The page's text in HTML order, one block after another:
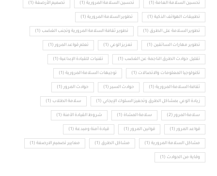
تحسين السلامة العامة (1) تحسين السلامة المرورية (1) تصميم الأرصفة (1)
تطبيقات الهواتف الذكية (1) تطوير السلامة المرورية (1)
تطوير السلامة على الطرق (1) تطوير ثقافة السلامة المرورية وتجنب الغضب (1)
تطوير مهارات السائقين (1) تعزيز الوعي (1) تعلم قواعد المرور (1)
تقليل حوادث الطرق الناجمة عن الغضب (1) تقنيات للقيادة الإبداعية (1)
تكنولوجيا المعلومات والاتصالات (1) توجيهات السلامة المرورية (1)
ثقافة السلامة المرورية (1) حوادث السير (1) حوادث المرور (1)
زيادة الوعي بمشاكل الطرق وتحفيز السلوك الإيجابي (1) سلامة الطلاب (1)
سلامة المرور (2) سلامة المشاة (1) شروط القيادة الآمنة (1)
قواعد المرور (1) قوانين المرور (1) قيادة آمنة ومبدعة (1)
مشاكل السلامة المرورية (1) مشاكل الطرق (1) معايير تصميم الارصفة (1)
وقاية من الحوادث (1)